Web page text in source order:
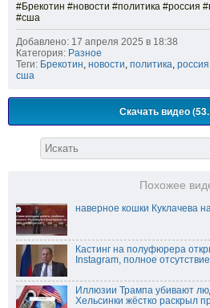
#Брекотин #новости #политика #россия
#сша
Добавлено: 17 апреля 2025 в 18:38
Категория: Разное
Теги: Брекотин, новости, политика, россия
сша
Скачать видео
Похожее
наверное кошки Куклачева
Кастинг на полуфюрера
Instagram, полное
Иллюзии Трампа убивают
Хельсинки жёстко раскрыл